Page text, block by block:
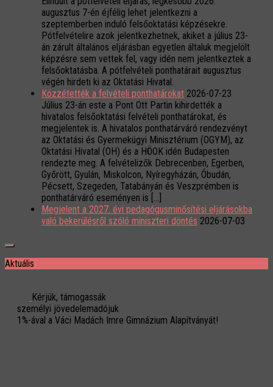
augusztus 7-én éjfélig lehet jelentkezni a
szeptemberben induló felsőoktatási képzésekre.
Pótfelvételire azok jelentkezhetnek, akiket a július 23-
án zárult általános eljárásban egyetlen általuk megjelölt
képzésre sem vettek fel, vagy idén nem jelentkeztek a
felsőoktatásba. A pótfelvételi ponthatárait augusztus
végén hirdeti ki az Oktatási Hivatal.
Közzétették a felvételi ponthatárokat 2026-07-23
Július 23-án este a Pont Ott Partin kihirdették a
hivatalos felsőoktatási felvételi ponthatárokat, és
megjelentek is. A hivatalos ponthatárváró rendezvényt
az Oktatási és Gyermekügyi Minisztérium (OGYM), az
Oktatási Hivatal (OH) és a HÖOK idén Budapesten
rendezte meg. A felvételizők Debrecenben, Egerben,
Győrött, Gyulán, Miskolcon, Nyíregyházán, Óbudán,
Pécsett, Szegeden, Tatabányán és Veszprémben is
ponthatárváró eseményen is […]
Megjelent a 2027. évi pedagógusminősítési eljárásokba
való bekerülésről szóló miniszteri döntés 2026-07-03
Aktuális
Kérjük, támogassák
személyi jövedelemadójuk
1%-ával a Váci Madách Imre Gimnázium Alapítványát!